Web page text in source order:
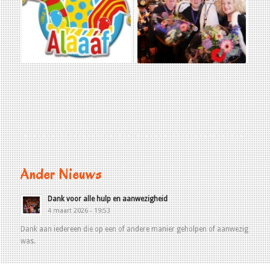
Ander Nieuws
Dank voor alle hulp en aanwezigheid
4 maart 2026 - 19:53
Dank aan iedereen die op een of andere manier geholpen of aanwezig
was.